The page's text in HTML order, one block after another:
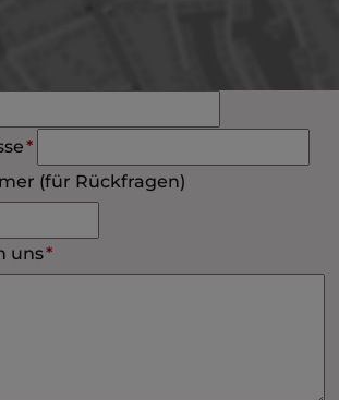
*
(für Rückfragen)
uns*